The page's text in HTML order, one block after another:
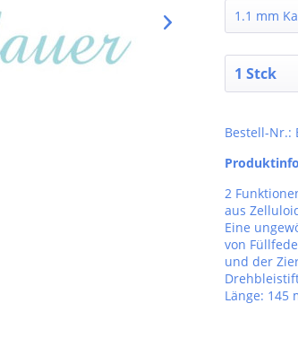
Bestell-Nr.:
2
aus
Eine
von
und der
Länge: 145